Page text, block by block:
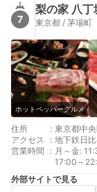
7
梨の家 八丁
東京都 / 茅場町
ホットペッパーグルメ
住所 : 東京都中
アクセス
: 地下鉄日
営業時間
: 月～金:
17:00～
日: 11:30
21:30 （
外部サイトで見る